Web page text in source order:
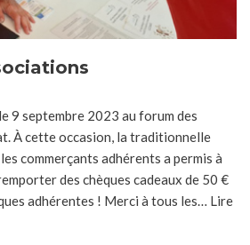
9 septembre 2023 au forum des
À cette occasion, la traditionnelle
commerçants adhérents a permis à
des chèques cadeaux de 50 €
adhérentes ! Merci à tous les… Lire